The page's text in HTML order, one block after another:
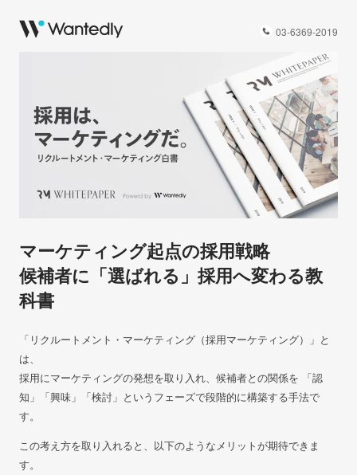
03-6369-2019
マーケティング起点の採用戦略
候補者に「選ばれる」採用へ変わる教
科書
「リクルートメント・マーケティング（採用マーケティング）」と
は、
採用にマーケティングの発想を取り入れ、候補者との関係を
「認
知」「興味」「検討」というフェーズで段階的に構築する手法で
す。
この考え方を取り入れると 、 以下のよ うなメ リットが期待できま
す。